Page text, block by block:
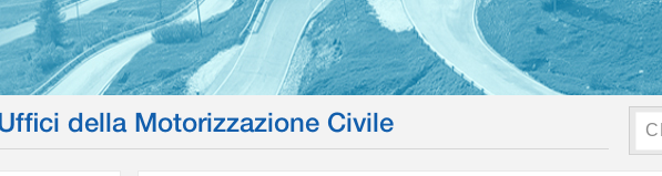
della Motorizzazione Civile